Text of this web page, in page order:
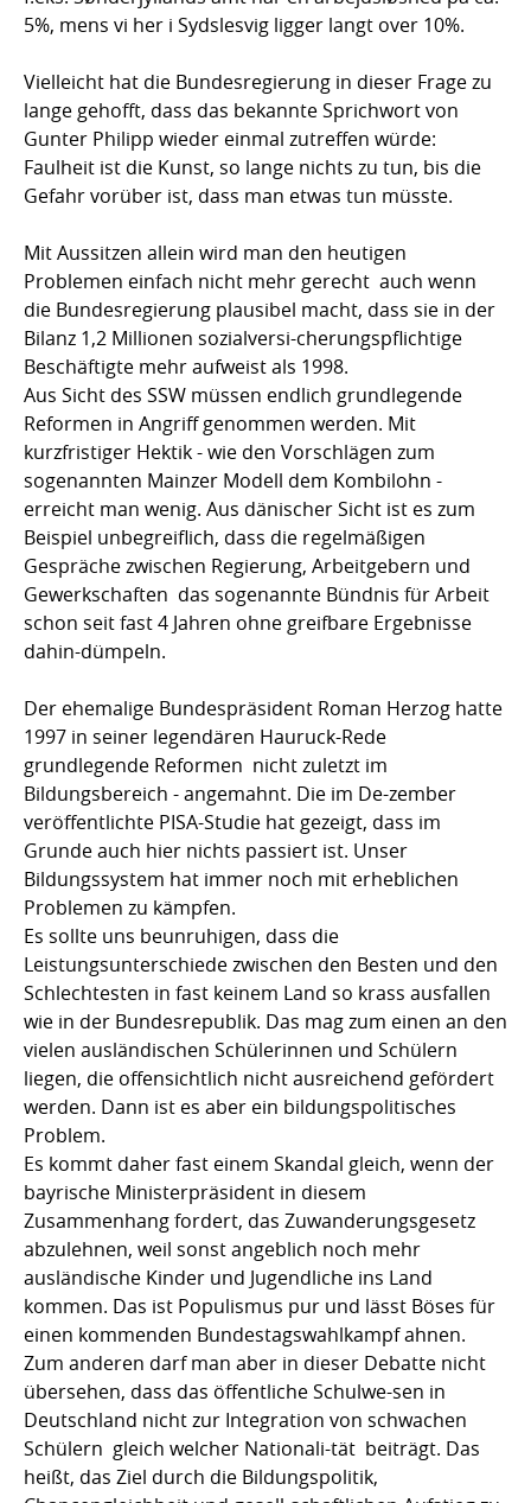
5%, mens vi her i Sydslesvig ligger langt over 10%.
Vielleicht hat die Bundesregierung in dieser Frage zu
lange gehofft, dass das bekannte Sprichwort von
Gunter Philipp wieder einmal zutreffen würde:
Faulheit ist die Kunst, so lange nichts zu tun, bis die
Gefahr vorüber ist, dass man etwas tun müsste.
Mit Aussitzen allein wird man den heutigen
Problemen einfach nicht mehr gerecht  auch wenn
die Bundesregierung plausibel macht, dass sie in der
Bilanz 1,2 Millionen sozialversi-cherungspflichtige
Beschäftigte mehr aufweist als 1998.
Aus Sicht des SSW müssen endlich grundlegende
Reformen in Angriff genommen werden. Mit
kurzfristiger Hektik - wie den Vorschlägen zum
sogenannten Mainzer Modell dem Kombilohn -
erreicht man wenig. Aus dänischer Sicht ist es zum
Beispiel unbegreiflich, dass die regelmäßigen
Gespräche zwischen Regierung, Arbeitgebern und
Gewerkschaften  das sogenannte Bündnis für Arbeit 
schon seit fast 4 Jahren ohne greifbare Ergebnisse
dahin-dümpeln.
Der ehemalige Bundespräsident Roman Herzog hatte
1997 in seiner legendären Hauruck-Rede
grundlegende Reformen  nicht zuletzt im
Bildungsbereich - angemahnt. Die im De-zember
veröffentlichte PISA-Studie hat gezeigt, dass im
Grunde auch hier nichts passiert ist. Unser
Bildungssystem hat immer noch mit erheblichen
Problemen zu kämpfen.
Es sollte uns beunruhigen, dass die
Leistungsunterschiede zwischen den Besten und den
Schlechtesten in fast keinem Land so krass ausfallen
wie in der Bundesrepublik. Das mag zum einen an den
vielen ausländischen Schülerinnen und Schülern
liegen, die offensichtlich nicht ausreichend gefördert
werden. Dann ist es aber ein bildungspolitisches
Problem.
Es kommt daher fast einem Skandal gleich, wenn der
bayrische Ministerpräsident in diesem
Zusammenhang fordert, das Zuwanderungsgesetz
abzulehnen, weil sonst angeblich noch mehr
ausländische Kinder und Jugendliche ins Land
kommen. Das ist Populismus pur und lässt Böses für
einen kommenden Bundestagswahlkampf ahnen.
Zum anderen darf man aber in dieser Debatte nicht
übersehen, dass das öffentliche Schulwe-sen in
Deutschland nicht zur Integration von schwachen
Schülern  gleich welcher Nationali-tät  beiträgt. Das
heißt, das Ziel durch die Bildungspolitik,